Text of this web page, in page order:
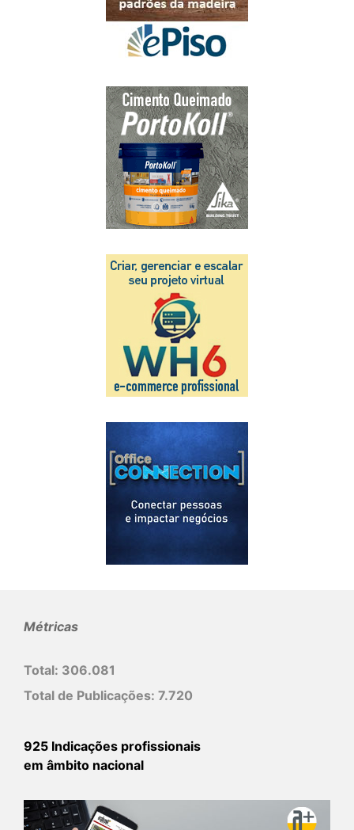
Métricas
Total: 306.081
Total de Publicações: 7.720
925 Indicações profissionais
em âmbito nacional